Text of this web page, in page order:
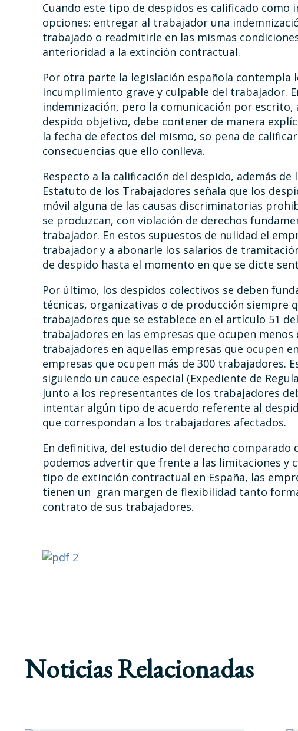
Cuando este tipo de despidos es calificado como
opciones: entregar al trabajador una
trabajado o readmitirle en las mismas
anterioridad a la extinción contractual.
Por otra parte la legislación española contempla
incumplimiento grave y culpable del trabajador.
indemnización, pero la comunicación por
despido objetivo, debe contener de manera
la fecha de efectos del mismo, so pena de
consecuencias que ello conlleva.
Respecto a la calificación del despido, además
Estatuto de los Trabajadores señala que los
móvil alguna de las causas discriminatorias
se produzcan, con violación de derechos
trabajador. En estos supuestos de nulidad el
trabajador y a abonarle los salarios de
de despido hasta el momento en que se dicte
Por último, los despidos colectivos se deben
técnicas, organizativas o de producción siempre
trabajadores que se establece en el artículo 51
trabajadores en las empresas que ocupen menos
trabajadores en aquellas empresas que ocupen
empresas que ocupen más de 300 trabajadores.
siguiendo un cauce especial (Expediente de
junto a los representantes de los trabajadores
intentar algún tipo de acuerdo referente al
que correspondan a los trabajadores afectados.
En definitiva, del estudio del derecho comparado
podemos advertir que frente a las limitaciones y
tipo de extinción contractual en España, las
tienen un gran margen de flexibilidad tanto
contrato de sus trabajadores.
Noticias Relacionadas